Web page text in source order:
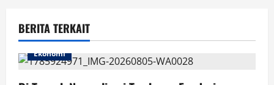
i
g
BERITA TERKAIT
Ekonomi